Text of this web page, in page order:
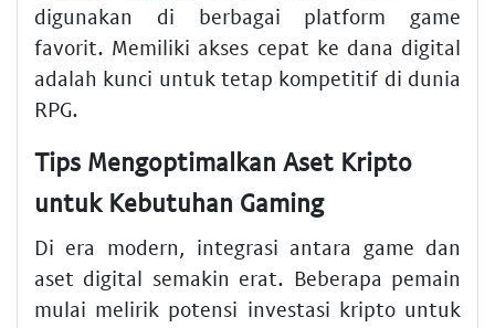
digunakan di berbagai platform game
favorit. Memiliki akses cepat ke dana digital
adalah kunci untuk tetap kompetitif di dunia
RPG.
Tips Mengoptimalkan Aset Kripto
untuk Kebutuhan Gaming
Di era modern, integrasi antara game dan
aset digital semakin erat. Beberapa pemain
mulai melirik potensi investasi kripto untuk